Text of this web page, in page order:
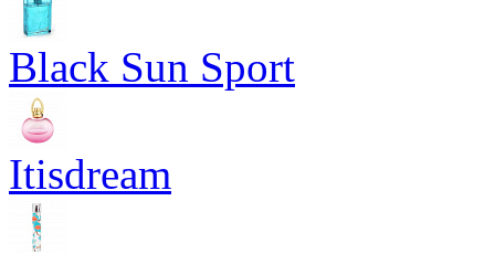
Black Sun Sport
Itisdream